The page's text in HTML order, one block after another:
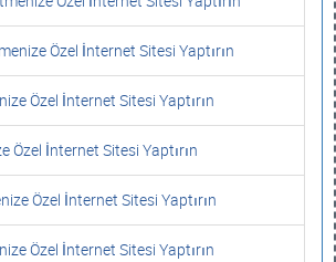
Özel İnternet Sitesi Yaptırın
Özel İnternet Sitesi Yaptırın
Özel İnternet Sitesi Yaptırın
Özel İnternet Sitesi Yaptırın
Özel İnternet Sitesi Yaptırın